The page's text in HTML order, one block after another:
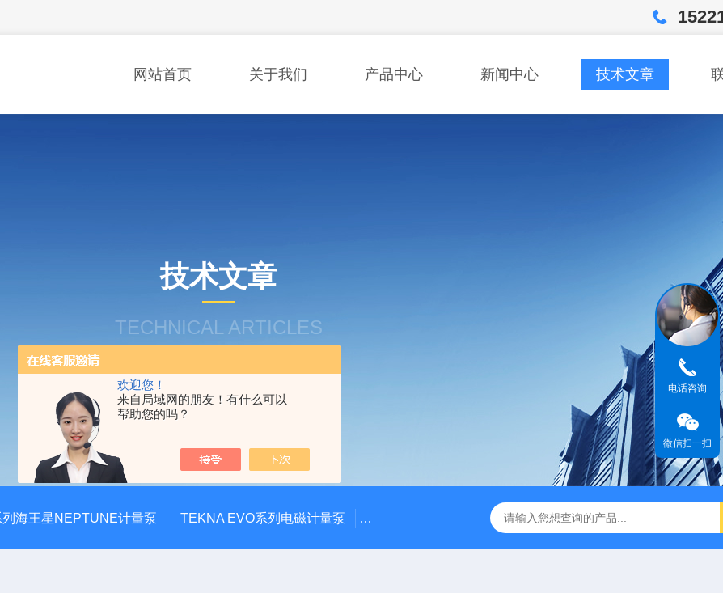
欢迎您！
来自局域网的朋友！有什么可以
帮助您的吗？
网站首页 关于我们 产品中心 新闻中心 技术文章
技术文章
TECHNICAL ARTICLES
列海王星NEPTUNE计量泵 TEKNA EVO系列电磁计量泵 脉冲阻尼器 NPB0330PQ1MNN海王星Neptune计量泵/美
电话咨询
微信扫一扫